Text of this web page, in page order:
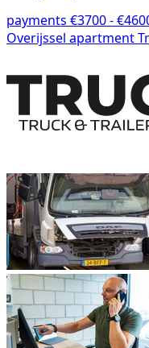
payments €3700 -
Overijssel apartment